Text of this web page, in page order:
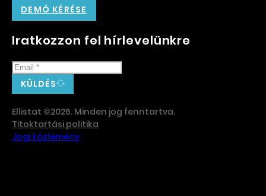
Iratkozzon fel hírlevelünkre
KÜLDÉS
DEMÓ KÉRÉSE
Ellistat ©2026. Minden jog fenntartva.
Titoktartási politika
Jogi közlemény